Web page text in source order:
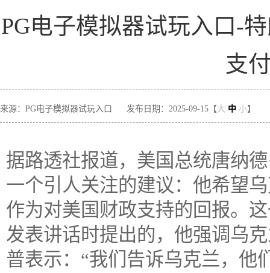
PG电子模拟器试玩入口-
支
来源：PG电子模拟器试玩入口 发布日期：2025-09-15【大 中 小】
据路透社报道，美国总统唐纳
一个引人关注的建议：他希望
作为对美国财政支持的回报。
发表讲话时提出的，他强调乌
普表示：“我们告诉乌克兰，他